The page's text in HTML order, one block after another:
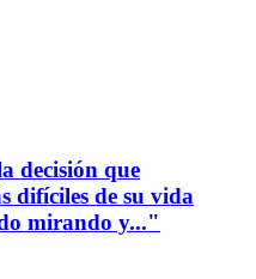
decisión que
difíciles de su vida
mirando y..."